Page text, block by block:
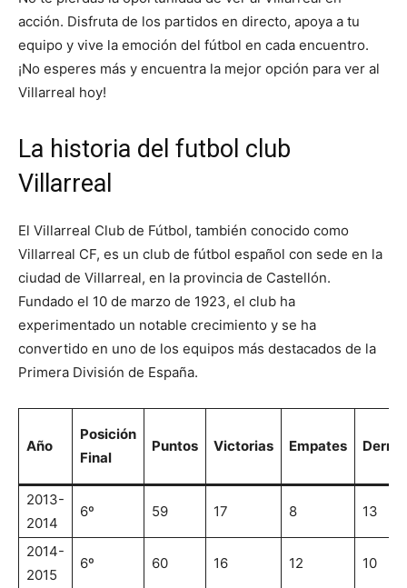
acción. Disfruta de los partidos en directo, apoya a tu
equipo y vive la emoción del fútbol en cada encuentro.
¡No esperes más y encuentra la mejor opción para ver al
Villarreal hoy!
La historia del futbol club
Villarreal
El Villarreal Club de Fútbol, también conocido como
Villarreal CF, es un club de fútbol español con sede en la
ciudad de Villarreal, en la provincia de Castellón.
Fundado el 10 de marzo de 1923, el club ha
experimentado un notable crecimiento y se ha
convertido en uno de los equipos más destacados de la
Primera División de España.
Año
Posición
Final
Puntos Victorias Empates
2013-
2014
6º 59 17 8 13
2014-
2015
6º 60 16 12 10